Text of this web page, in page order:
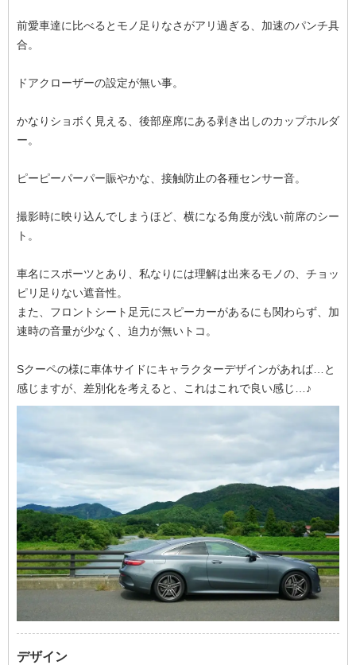
前愛車達に比べるとモノ足りなさがアリ過ぎる、加速のパンチ具
合。
ドアクローザーの設定が無い事。
かなりショボく見える、後部座席にある剥き出しのカップホルダ
ー。
ピーピーパーパー賑やかな、接触防止の各種センサー音。
撮影時に映り込んでしまうほど、横になる角度が浅い前席のシー
ト。
車名にスポーツとあり、私なりには理解は出来るモノの、チョッ
ピリ足りない遮音性。
また、フロントシート足元にスピーカーがあるにも関わらず、加
速時の音量が少なく、迫力が無いトコ。
Sクーペの様に車体サイドにキャラクターデザインがあれば…と
感じますが、差別化を考えると、これはこれで良い感じ…♪
デザイン